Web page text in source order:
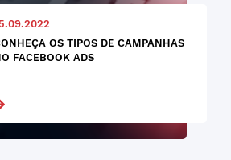
OS TIPOS DE CAMPANHAS
FACEBOOK ADS